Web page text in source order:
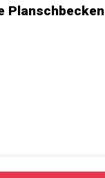
Planschbecken